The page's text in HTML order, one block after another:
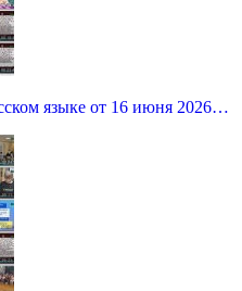
языке от 16 июня 2026…